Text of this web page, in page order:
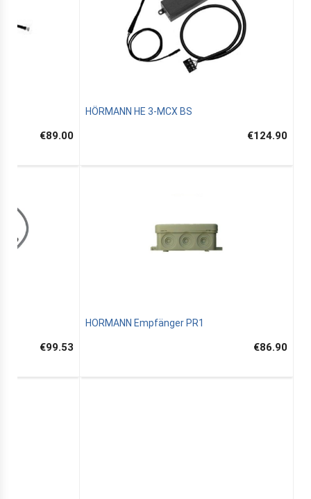
€89.00
HÖRMANN HE 3-MCX BS
€124.90
€99.53
HORMANN Empfänger PR1
€86.90